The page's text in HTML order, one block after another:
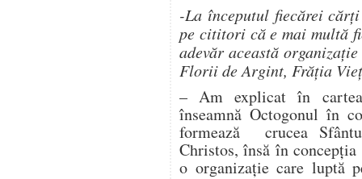
-La începutul fiecărei
pe cititori că e mai multă
adevăr această
Florii de Argint, Frăţia
– Am explicat în
înseamnă Octogonul în
formează crucea
Christos, însă în
o organizaţie care luptă